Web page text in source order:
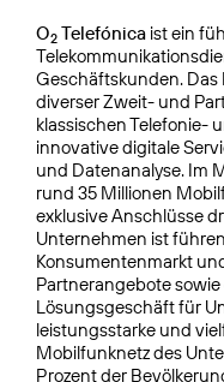
O2 Telefónica ist ein
Geschäftskunden. Das
diverser Zweit- und
klassischen Telefonie-
innovative digitale
und Datenanalyse. Im
rund 35 Millionen
exklusive Anschlüsse
Unternehmen ist
Konsumentenmarkt
Partnerangebote
Lösungsgeschäft für
leistungsstarke und
Mobilfunknetz des
Prozent der